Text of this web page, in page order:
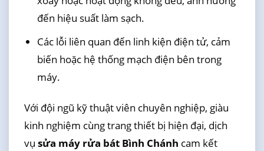
đến hiệu suất làm sạch.
Các lỗi liên quan đến linh kiện điện tử, cảm
biến hoặc hệ thống mạch điện bên trong
máy.
Với đội ngũ kỹ thuật viên chuyên nghiệp, giàu
kinh nghiệm cùng trang thiết bị hiện đại, dịch
vụ sửa máy rửa bát Bình Chánh cam kết